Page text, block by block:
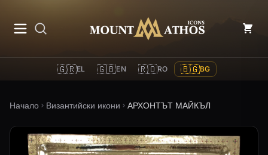
Mount Athos Icons
🇬🇷EL 🇬🇧EN 🇷🇴RO 🇧🇬BG
Начало Византийски икони АРХОНТЪТ МАЙКЪЛ